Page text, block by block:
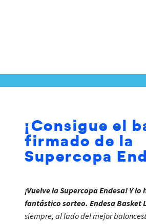
¡Consigue el
firmado de la
Supercopa
¡Vuelve la Supercopa Endesa! Y lo
fantástico sorteo. Endesa Basket
siempre, al lado del mejor